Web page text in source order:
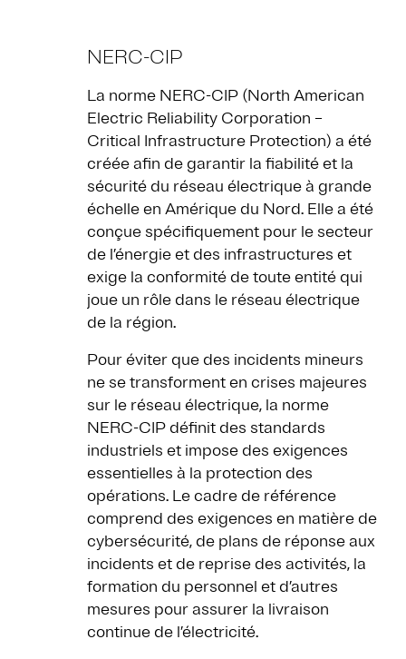
NERC-CIP
La norme NERC-CIP (North American
Electric Reliability Corporation –
Critical Infrastructure Protection) a été
créée afin de garantir la fiabilité et la
sécurité du réseau électrique à grande
échelle en Amérique du Nord. Elle a été
conçue spécifiquement pour le secteur
de l’énergie et des infrastructures et
exige la conformité de toute entité qui
joue un rôle dans le réseau électrique
de la région.
Pour éviter que des incidents mineurs
ne se transforment en crises majeures
sur le réseau électrique, la norme
NERC-CIP définit des standards
industriels et impose des exigences
essentielles à la protection des
opérations. Le cadre de référence
comprend des exigences en matière de
cybersécurité, de plans de réponse aux
incidents et de reprise des activités, la
formation du personnel et d’autres
mesures pour assurer la livraison
continue de l’électricité.